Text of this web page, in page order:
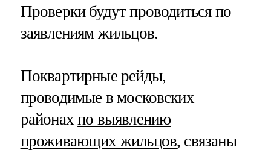
Проверки будут проводиться по
заявлениям жильцов.
Поквартирные рейды,
проводимые в московских
районахпо выявлению
проживающих жильцов, связаны